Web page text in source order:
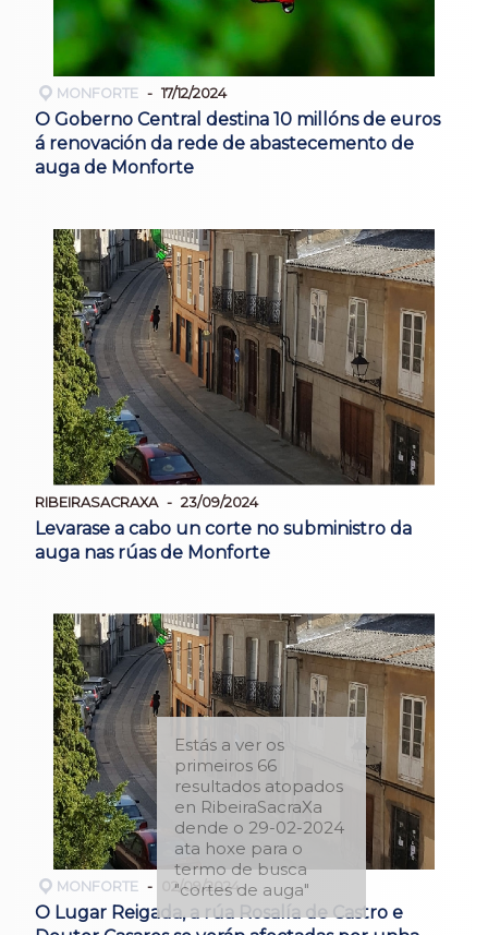
MONFORTE 17/12/2024
O Goberno Central destina 10 millóns de euros
á renovación da rede de abastecemento de
auga de Monforte
RIBEIRASACRAXA 23/09/2024
Levarase a cabo un corte no subministro da
auga nas rúas de Monforte
MONFORTE 02/09/2024
O Lugar Reigada, a rúa Rosalía de Castro e
Estás a ver os
primeiros 66
resultados atopados
en RibeiraSacraXa
dende o 29-02-2024
ata hoxe para o
termo de busca
"cortes de auga"